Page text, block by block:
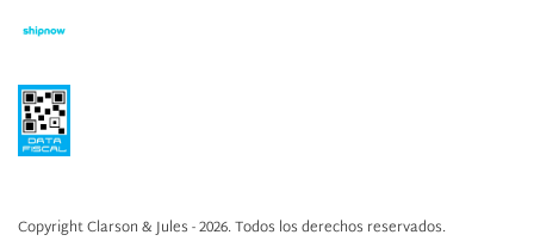
Copyright Clarson & Jules - 2026. Todos los derechos reservados.